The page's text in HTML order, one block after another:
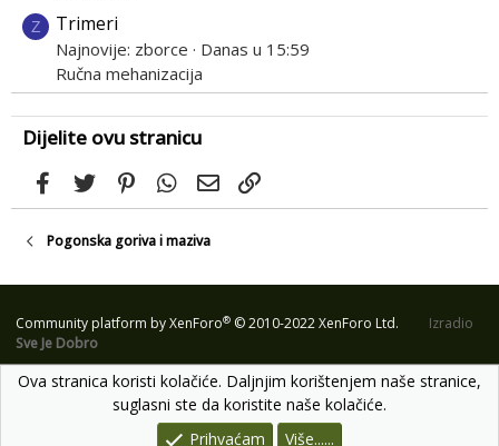
Z Trimeri
Najnovije: zborce
Danas u 15:59
Ručna mehanizacija
Dijelite ovu stranicu
FacebookTwitterPinterestWhatsApp
Email
Pogonska goriva i maziva
Community platform by XenForo® © 2010-2022 XenForo Ltd.
Izradio
Sve Je Dobro
Ova stranica koristi kolačiće. Daljnjim korištenjem naše stranice,
suglasni ste da koristite naše kolačiće.
Prihvaćam
Više......